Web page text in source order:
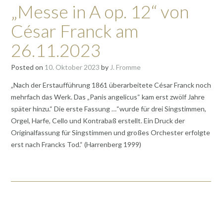
„Messe in A op. 12“ von
César Franck am
26.11.2023
Posted on 10. Oktober 2023 by J. Fromme
„Nach der Erstaufführung 1861 überarbeitete César Franck noch
mehrfach das Werk. Das „Panis angelicus“ kam erst zwölf Jahre
später hinzu.“ Die erste Fassung …“wurde für drei Singstimmen,
Orgel, Harfe, Cello und Kontrabaß erstellt. Ein Druck der
Originalfassung für Singstimmen und großes Orchester erfolgte
erst nach Francks Tod.“ (Harrenberg 1999)